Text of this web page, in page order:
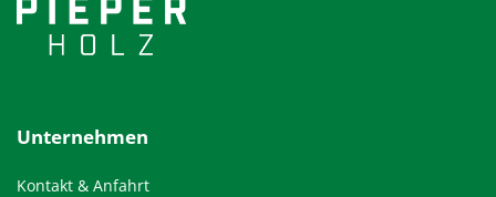
Unternehmen
Kontakt & Anfahrt